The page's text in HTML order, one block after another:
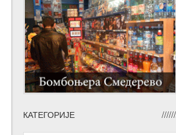
КАТЕГОРИЈЕ